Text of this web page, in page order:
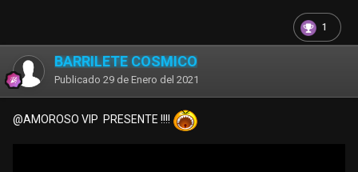
1
BARRILETE CÓSMICO
Publicado 29 de Enero del 2021
@AMOROSO VIP PRESENTE !!!!